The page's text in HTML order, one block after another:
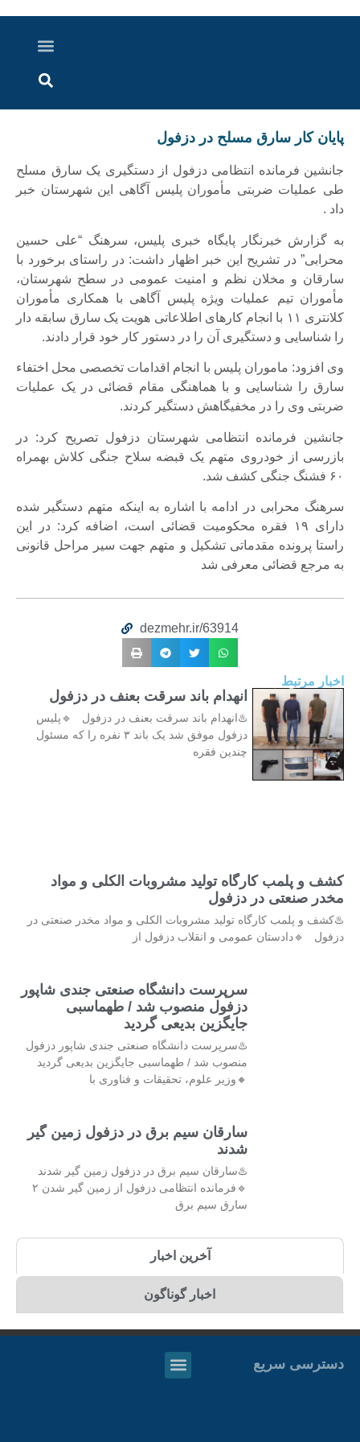
پایان کار سارق مسلح در دزفول
جانشین فرمانده انتظامی دزفول از دستگیری یک سارق مسلح
طی عملیات ضربتی مأموران پلیس آگاهی این شهرستان خبر
داد .
به گزارش خبرنگار پایگاه خبری پلیس، سرهنگ “علی حسین
محرابی” در تشریح این خبر اظهار داشت: در راستای برخورد با
سارقان و مخلان نظم و امنیت عمومی در سطح شهرستان،
مأموران تیم عملیات ویژه پلیس آگاهی با همکاری مأموران
کلانتری ۱۱ با انجام کارهای اطلاعاتی هویت یک سارق سابقه دار
را شناسایی و دستگیری آن را در دستور کار خود قرار دادند.
وی افزود: ماموران پلیس با انجام اقدامات تخصصی محل اختفاء
سارق را شناسایی و با هماهنگی مقام قضائی در یک عملیات
ضربتی وی را در مخفیگاهش دستگیر کردند.
جانشین فرمانده انتظامی شهرستان دزفول تصریح کرد: در
بازرسی از خودروی متهم یک قبضه سلاح جنگی کلاش بهمراه
۶۰ فشنگ جنگی کشف شد.
سرهنگ محرابی در ادامه با اشاره به اینکه متهم دستگیر شده
دارای ۱۹ فقره محکومیت قضائی است، اضافه کرد: در این
راستا پرونده مقدماتی تشکیل و متهم جهت سیر مراحل قانونی
به مرجع قضائی معرفی شد
dezmehr.ir/63914
اخبار مرتبط
انهدام باند سرقت بعنف در دزفول
♨️انهدام باند سرقت بعنف در دزفول 🔹پلیس
دزفول موفق شد یک باند ۳ نفره را که مسئول
چندین فقره
کشف و پلمب کارگاه تولید مشروبات الکلی و مواد
مخدر صنعتی در دزفول
♨️کشف و پلمب کارگاه تولید مشروبات الکلی و مواد مخدر صنعتی در
دزفول 🔹دادستان عمومی و انقلاب دزفول از
سرپرست دانشگاه صنعتی جندی شاپور
دزفول منصوب شد / طهماسبی
جایگزین بدیعی گردید
♨️سرپرست دانشگاه صنعتی جندی شاپور دزفول
منصوب شد / طهماسبی جایگزین بدیعی گردید
🔸وزیر علوم، تحقیقات و فناوری با
سارقان سیم برق در دزفول زمین گیر
شدند
♨️سارقان سیم برق در دزفول زمین گیر شدند
🔹فرمانده انتظامی دزفول از زمین گیر شدن ۲
سارق سیم برق
آخرین اخبار
اخبار گوناگون
دسترسی سریع